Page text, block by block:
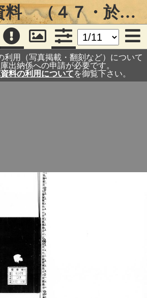
古今伝受資料 （４７・於禁裏古今講釈次第・寛永２年）
利用（写真掲載・翻刻など）について
出納係への申請が必要です。
料の利用についてを御覧下さい。